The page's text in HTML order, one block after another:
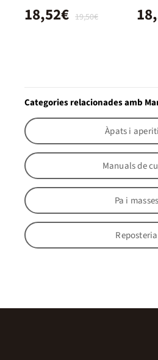
19,50€
18,52€
Categories relacionades amb
Àpats i
Manuals de
Pa i masses
Reposteria